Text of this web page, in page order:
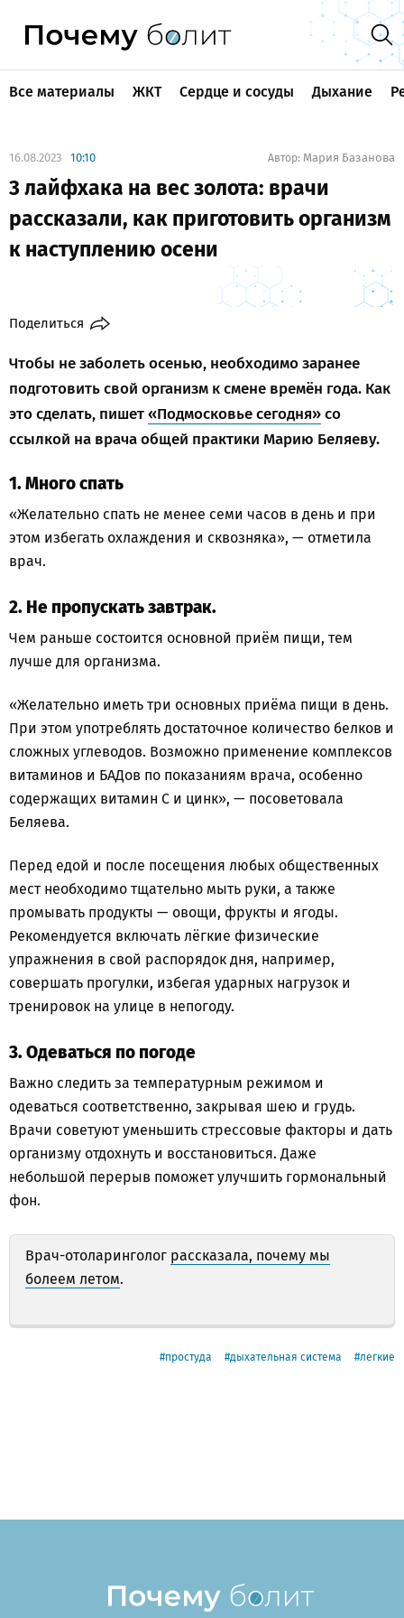
Все материалы ЖКТ Сердце и сосуды Дыхание
16.08.2023 10:10 Автор: Мария Базанова
3 лайфхака на вес золота: врачи
рассказали, как приготовить организм
к наступлению осени
Поделиться
Чтобы не заболеть осенью, необходимо заранее
подготовить свой организм к смене времён года. Как
это сделать, пишет«Подмосковье сегодня»со
ссылкой на врача общей практики Марию Беляеву.
1. Много спать
«Желательно спать не менее семи часов в день и при
этом избегать охлаждения и сквозняка», — отметила
врач.
2. Не пропускать завтрак.
Чем раньше состоится основной приём пищи, тем
лучше для организма.
«Желательно иметь три основных приёма пищи в день.
При этом употреблять достаточное количество белков и
сложных углеводов. Возможно применение комплексов
витаминов и БАДов по показаниям врача, особенно
содержащих витамин С и цинк», — посоветовала
Беляева.
Перед едой и после посещения любых общественных
мест необходимо тщательно мыть руки, а также
промывать продукты — овощи, фрукты и ягоды.
Рекомендуется включать лёгкие физические
упражнения в свой распорядок дня, например,
совершать прогулки, избегая ударных нагрузок и
тренировок на улице в непогоду.
3. Одеваться по погоде
Важно следить за температурным режимом и
одеваться соответственно, закрывая шею и грудь.
Врачи советуют уменьшить стрессовые факторы и дать
организму отдохнуть и восстановиться. Даже
небольшой перерыв поможет улучшить гормональный
фон.
Врач-отоларинголог рассказала, почему мы
болеем летом.
простуда дыхательная система легкие